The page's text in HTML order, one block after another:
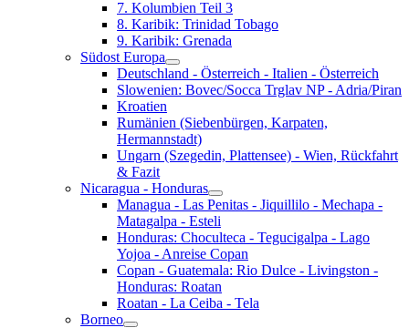
7. Kolumbien Teil 3
8. Karibik: Trinidad Tobago
9. Karibik: Grenada
Südost Europa
Deutschland - Österreich - Italien - Österreich
Slowenien: Bovec/Socca Trglav NP - Adria/Piran
Kroatien
Rumänien (Siebenbürgen, Karpaten,
Hermannstadt)
Ungarn (Szegedin, Plattensee) - Wien, Rückfahrt
& Fazit
Nicaragua - Honduras
Managua - Las Penitas - Jiquillilo - Mechapa -
Matagalpa - Esteli
Honduras: Choculteca - Tegucigalpa - Lago
Yojoa - Anreise Copan
Copan - Guatemala: Rio Dulce - Livingston -
Honduras: Roatan
Roatan - La Ceiba - Tela
Borneo